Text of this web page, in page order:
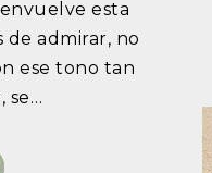
esta
admirar, no
ese tono tan
se…